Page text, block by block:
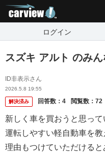
ログイン
スズキ アルト のみ
ID非表示さん
2026.5.8 19:55
解決済み 回答数： 4 閲覧数： 72
新しく車を買おうと思って
運転しやすい軽自動車を教
理由もつけていただけると